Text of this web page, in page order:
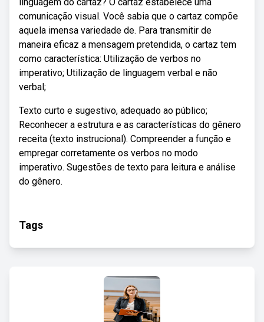
comunicação visual. Você sabia que o cartaz compõe
aquela imensa variedade de. Para transmitir de
maneira eficaz a mensagem pretendida, o cartaz tem
como característica: Utilização de verbos no
imperativo; Utilização de linguagem verbal e não
verbal;
Texto curto e sugestivo, adequado ao público;
Reconhecer a estrutura e as características do gênero
receita (texto instrucional). Compreender a função e
empregar corretamente os verbos no modo
imperativo. Sugestões de texto para leitura e análise
do gênero.
Tags